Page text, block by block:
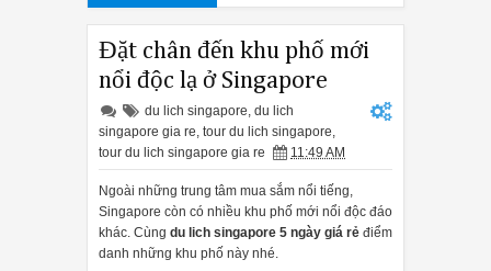
Đặt chân đến khu phố mới
nổi độc lạ ở Singapore
du lich singapore, du lich
singapore gia re, tour du lich singapore,
tour du lich singapore gia re
11:49 AM
Ngoài những trung tâm mua sắm nổi tiếng,
Singapore còn có nhiều khu phố mới nổi độc đáo
khác. Cùng du lich singapore 5 ngày giá rẻ điểm
danh những khu phố này nhé.